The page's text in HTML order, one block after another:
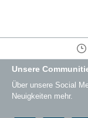
Unsere
Über unsere Social
Neuigkeiten mehr.